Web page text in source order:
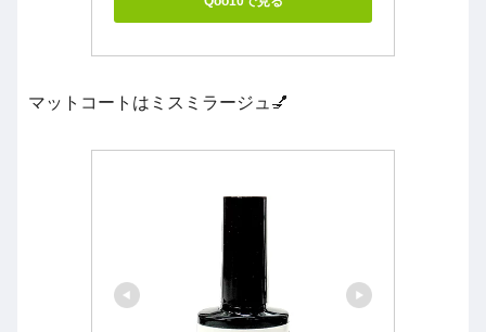
マットコートはミスミラージュ💅